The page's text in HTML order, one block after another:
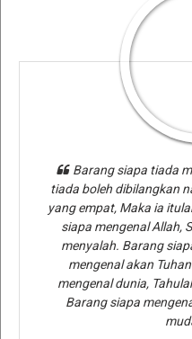
Barang siapa tiada
tiada boleh dibilangkan
yang empat, Maka ia
siapa mengenal Allah,
menyalah. Barang
mengenal akan
mengenal dunia,
Barang siapa